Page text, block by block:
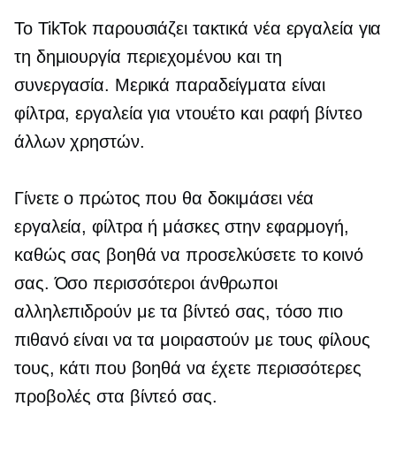
Το TikTok παρουσιάζει τακτικά νέα εργαλεία για
τη δημιουργία περιεχομένου και τη
συνεργασία. Μερικά παραδείγματα είναι
φίλτρα, εργαλεία για ντουέτο και ραφή βίντεο
άλλων χρηστών.
Γίνετε ο πρώτος που θα δοκιμάσει νέα
εργαλεία, φίλτρα ή μάσκες στην εφαρμογή,
καθώς σας βοηθά να προσελκύσετε το κοινό
σας. Όσο περισσότεροι άνθρωποι
αλληλεπιδρούν με τα βίντεό σας, τόσο πιο
πιθανό είναι να τα μοιραστούν με τους φίλους
τους, κάτι που βοηθά να έχετε περισσότερες
προβολές στα βίντεό σας.